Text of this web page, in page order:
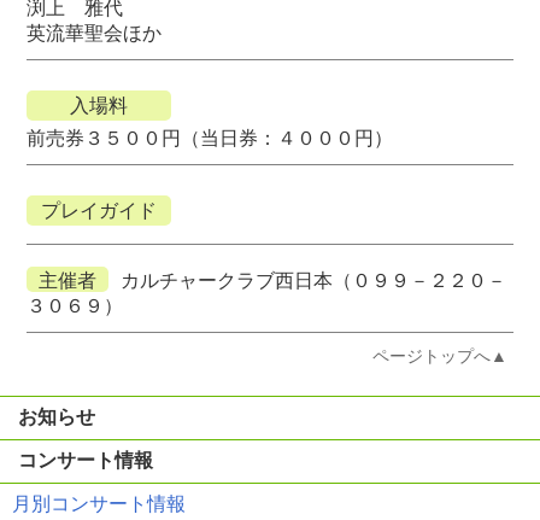
渕上 雅代
英流華聖会ほか
入場料
前売券３５００円（当日券：４０００円）
プレイガイド
主催者
カルチャークラブ西日本（０９９－２２０－
３０６９）
ページトップへ▲
お知らせ
コンサート情報
月別コンサート情報